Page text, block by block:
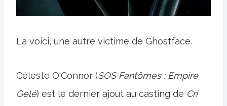
La voici, une autre victime de Ghostface.
Céleste O'Connor (SOS Fantômes : Empire
Gelé) est le dernier ajout au casting de Cri